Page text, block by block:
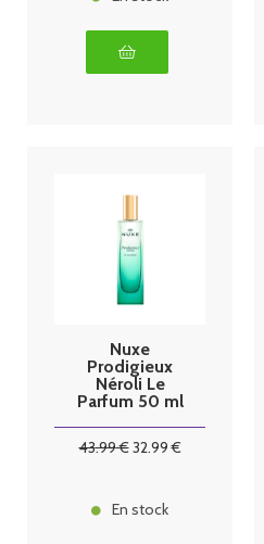
Nuxe
Prodigieux
Néroli Le
Parfum 50 ml
43.99€32.99€
En stock